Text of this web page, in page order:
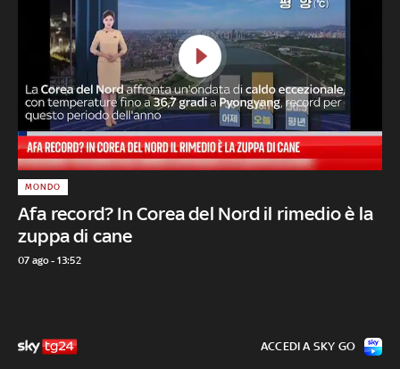
Afa record? In Corea del Nord il rimedio è la
zuppa di cane
MONDO
07 ago - 13:52
ACCEDI A SKY GO